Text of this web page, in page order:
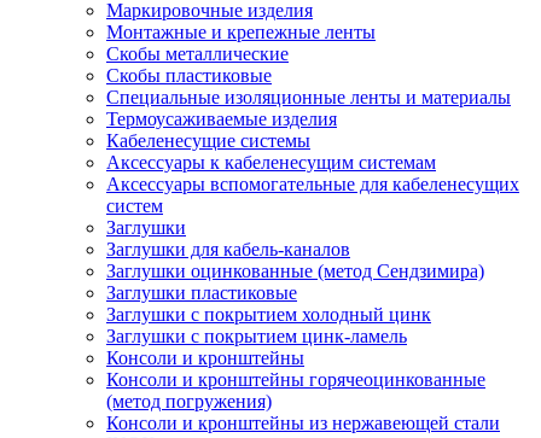
Маркировочные изделия
Монтажные и крепежные ленты
Скобы металлические
Скобы пластиковые
Специальные изоляционные ленты и материалы
Термоусаживаемые изделия
Кабеленесущие системы
Аксессуары к кабеленесущим системам
Аксессуары вспомогательные для кабеленесущих
систем
Заглушки
Заглушки для кабель-каналов
Заглушки оцинкованные (метод Сендзимира)
Заглушки пластиковые
Заглушки с покрытием холодный цинк
Заглушки с покрытием цинк-ламель
Консоли и кронштейны
Консоли и кронштейны горячеоцинкованные
(метод погружения)
Консоли и кронштейны из нержавеющей стали